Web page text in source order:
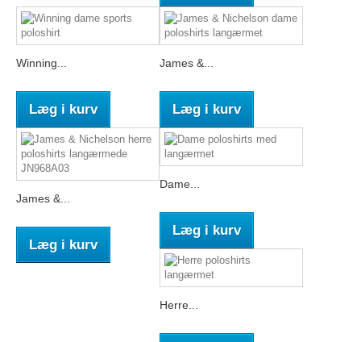
Winning...
Læg i kurv
James &...
Læg i kurv
James &...
Læg i kurv
Dame...
Læg i kurv
Herre...